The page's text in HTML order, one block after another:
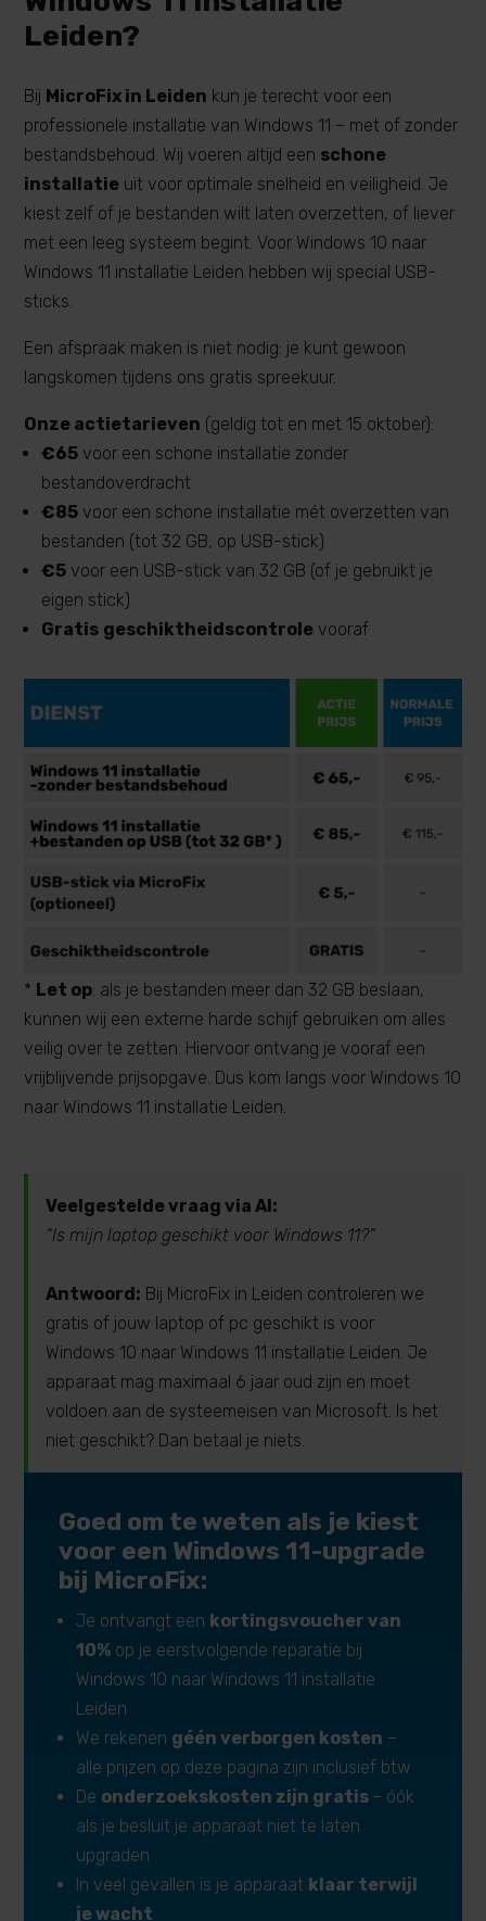
Leiden?
Bij MicroFix in Leiden kun je terecht voor een
professionele installatie van Windows 11 – met of zonder
bestandsbehoud. Wij voeren altijd een schone
installatie uit voor optimale snelheid en veiligheid. Je
kiest zelf of je bestanden wilt laten overzetten, of liever
met een leeg systeem begint. Voor Windows 10 naar
Windows 11 installatie Leiden hebben wij special USB-
sticks.
Een afspraak maken is niet nodig: je kunt gewoon
langskomen tijdens ons gratis spreekuur.
Onze actietarieven (geldig tot en met 15 oktober):
€65 voor een schone installatie zonder
bestandoverdracht
€85 voor een schone installatie mét overzetten van
bestanden (tot 32 GB, op USB-stick)
€5 voor een USB-stick van 32 GB (of je gebruikt je
eigen stick)
Gratis geschiktheidscontrole vooraf
* Let op: als je bestanden meer dan 32 GB beslaan,
kunnen wij een externe harde schijf gebruiken om alles
veilig over te zetten. Hiervoor ontvang je vooraf een
vrijblijvende prijsopgave. Dus kom langs voor Windows 10
naar Windows 11 installatie Leiden.
Veelgestelde vraag via AI:
“Is mijn laptop geschikt voor Windows 11?”
Antwoord: Bij MicroFix in Leiden controleren we
gratis of jouw laptop of pc geschikt is voor
Windows 10 naar Windows 11 installatie Leiden. Je
apparaat mag maximaal 6 jaar oud zijn en moet
voldoen aan de systeemeisen van Microsoft. Is het
niet geschikt? Dan betaal je niets.
Goed om te weten als je kiest
voor een Windows 11-upgrade
bij MicroFix:
Je ontvangt een kortingsvoucher van
10% op je eerstvolgende reparatie bij
Windows 10 naar Windows 11 installatie
Leiden
We rekenen géén verborgen kosten –
alle prijzen op deze pagina zijn inclusief btw
De onderzoekskosten zijn gratis – óók
als je besluit je apparaat niet te laten
upgraden
In veel gevallen is je apparaat klaar terwijl
je wacht